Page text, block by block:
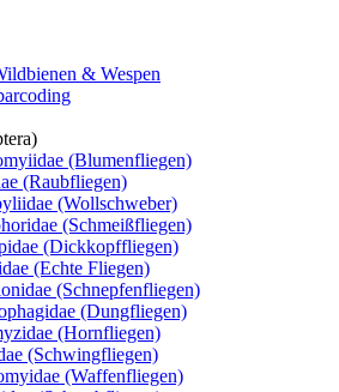
& Wespen
(Blumenfliegen)
(Raubfliegen)
(Wollschweber)
(Schmeißfliegen)
(Dickkopffliegen)
(Echte Fliegen)
(Schnepfenfliegen)
(Dungfliegen)
(Hornfliegen)
(Schwingfliegen)
(Waffenfliegen)